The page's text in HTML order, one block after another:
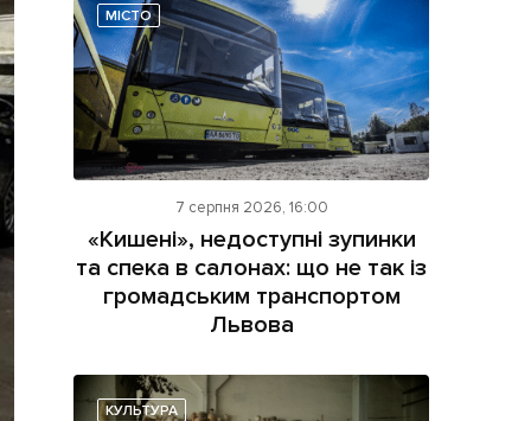
на сайті
МІСТО
7 серпня 2026, 16:00
«Кишені», недоступні зупинки
та спека в салонах: що не так із
громадським транспортом
Львова
КУЛЬТУРА